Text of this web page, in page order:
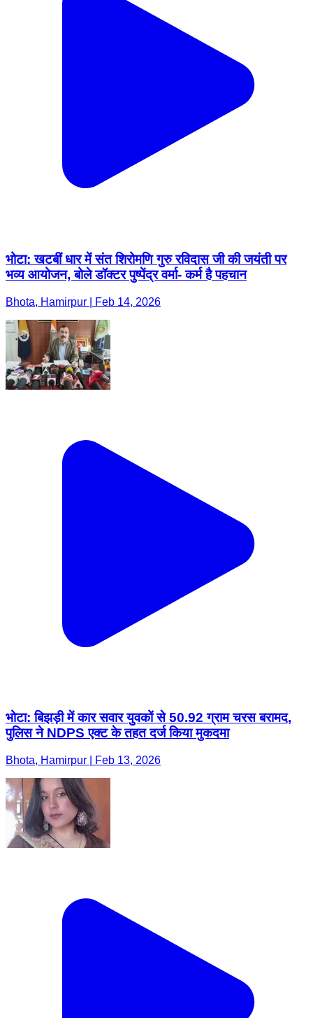
भोटा: खटबीं धार में संत शिरोमणि गुरु रविदास जी की जयंती पर
भव्य आयोजन, बोले डॉक्टर पुष्पेंद्र वर्मा- कर्म है पहचान
Bhota, Hamirpur | Feb 14, 2026
भोटा: बिझड़ी में कार सवार युवकों से 50.92 ग्राम चरस बरामद,
पुलिस ने NDPS एक्ट के तहत दर्ज किया मुकदमा
Bhota, Hamirpur | Feb 13, 2026